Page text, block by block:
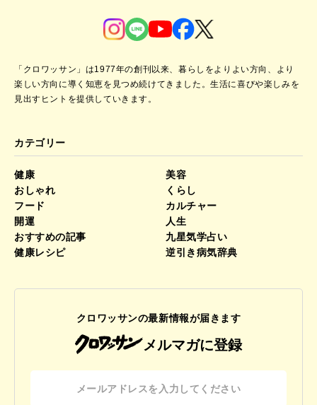
「クロワッサン」は1977年の創刊以来、暮らしをよりよい方向、より
楽しい方向に導く知恵を見つめ続けてきました。生活に喜びや楽しみを
見出すヒントを提供していきます。
カテゴリー
健康
美容
おしゃれ
くらし
フード
カルチャー
開運
人生
おすすめの記事
九星気学占い
健康レシピ
逆引き病気辞典
クロワッサンの最新情報が届きます
メルマガに登録